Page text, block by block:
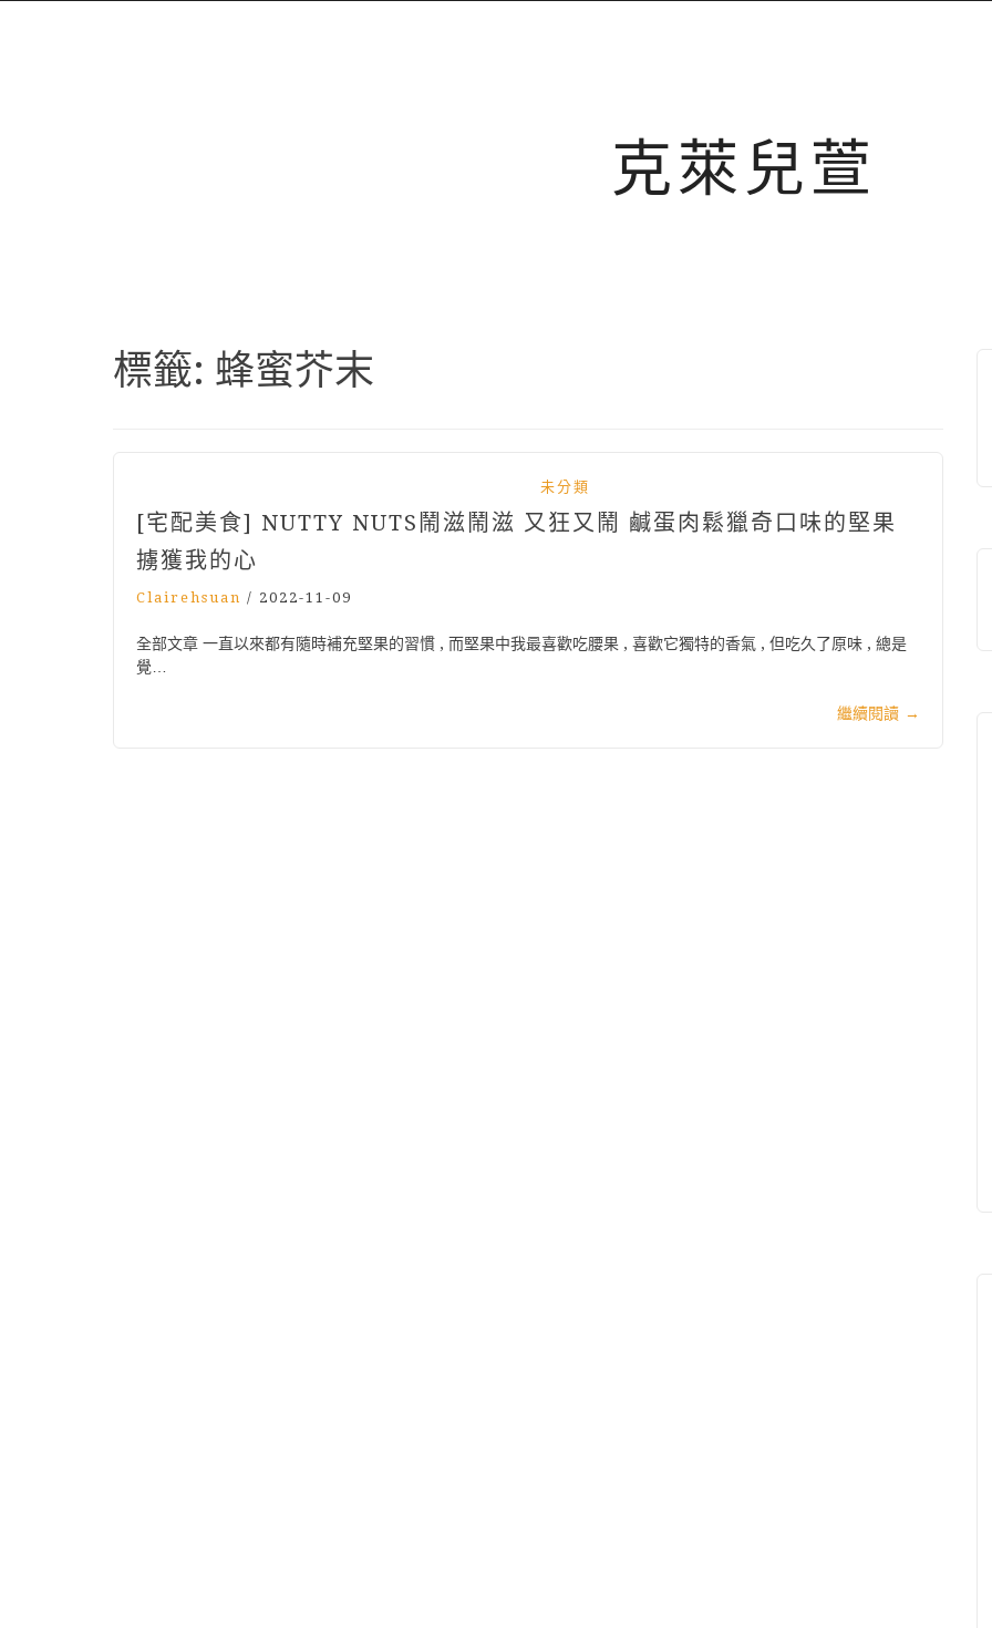
克萊兒萱
標籤: 蜂蜜芥末
未分類
[宅配美食] NUTTY NUTS鬧滋鬧滋 又狂又鬧 鹹蛋肉鬆獵奇口味的堅果
擄獲我的心
Clairehsuan / 2022-11-09
全部文章 一直以來都有隨時補充堅果的習慣 , 而堅果中我最喜歡吃腰果 , 喜歡它獨特的香氣 , 但吃久了原味 , 總是
覺…
繼續閱讀 →